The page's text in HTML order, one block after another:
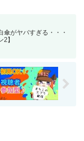
傘がヤバすぎる・・・
2】